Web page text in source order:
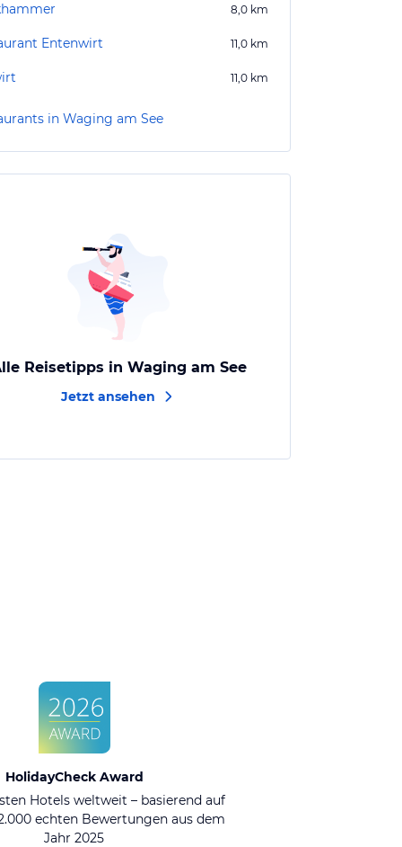
8,0 km
Entenwirt 11,0 km
11,0 km
in Waging am See
Reisetipps in Waging am See
Jetzt ansehen
HolidayCheck Award
Hotels weltweit – basierend auf
echten Bewertungen aus dem
Jahr 2025